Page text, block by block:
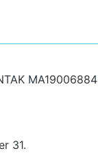
MA19006884
31.